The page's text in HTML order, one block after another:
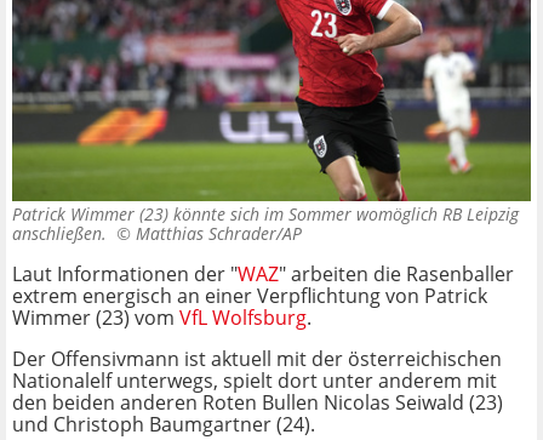
Patrick Wimmer (23) könnte sich im Sommer womöglich RB Leipzig
anschließen. © Matthias Schrader/AP
Laut Informationen der "WAZ" arbeiten die Rasenballer
extrem energisch an einer Verpflichtung von Patrick
Wimmer (23) vom VfL Wolfsburg.
Der Offensivmann ist aktuell mit der österreichischen
Nationalelf unterwegs, spielt dort unter anderem mit
den beiden anderen Roten Bullen Nicolas Seiwald (23)
und Christoph Baumgartner (24).